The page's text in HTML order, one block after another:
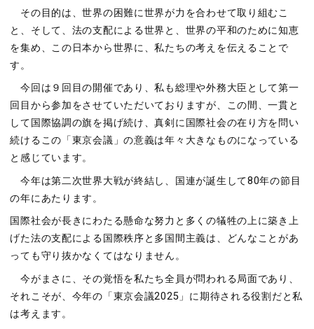
その目的は、世界の困難に世界が力を合わせて取り組むこ
と、そして、法の支配による世界と、世界の平和のために知恵
を集め、この日本から世界に、私たちの考えを伝えることで
す。
今回は９回目の開催であり、私も総理や外務大臣として第一
回目から参加をさせていただいておりますが、この間、一貫と
して国際協調の旗を掲げ続け、真剣に国際社会の在り方を問い
続けるこの「東京会議」の意義は年々大きなものになっている
と感じています。
今年は第二次世界大戦が終結し、国連が誕生して80年の節目
の年にあたります。
国際社会が長きにわたる懸命な努力と多くの犠牲の上に築き上
げた法の支配による国際秩序と多国間主義は、どんなことがあ
っても守り抜かなくてはなりません。
今がまさに、その覚悟を私たち全員が問われる局面であり、
それこそが、今年の「東京会議2025」に期待される役割だと私
は考えます。